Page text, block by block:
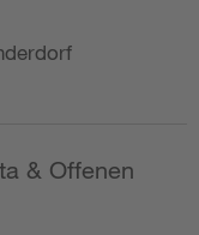
& Offenen